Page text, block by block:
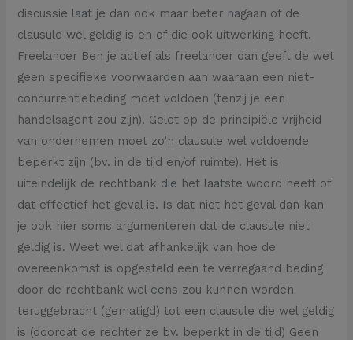
discussie laat je dan ook maar beter nagaan of de
clausule wel geldig is en of die ook uitwerking heeft.
Freelancer Ben je actief als freelancer dan geeft de wet
geen specifieke voorwaarden aan waaraan een niet-
concurrentiebeding moet voldoen (tenzij je een
handelsagent zou zijn). Gelet op de principiële vrijheid
van ondernemen moet zo’n clausule wel voldoende
beperkt zijn (bv. in de tijd en/of ruimte). Het is
uiteindelijk de rechtbank die het laatste woord heeft of
dat effectief het geval is. Is dat niet het geval dan kan
je ook hier soms argumenteren dat de clausule niet
geldig is. Weet wel dat afhankelijk van hoe de
overeenkomst is opgesteld een te verregaand beding
door de rechtbank wel eens zou kunnen worden
teruggebracht (gematigd) tot een clausule die wel geldig
is (doordat de rechter ze bv. beperkt in de tijd) Geen